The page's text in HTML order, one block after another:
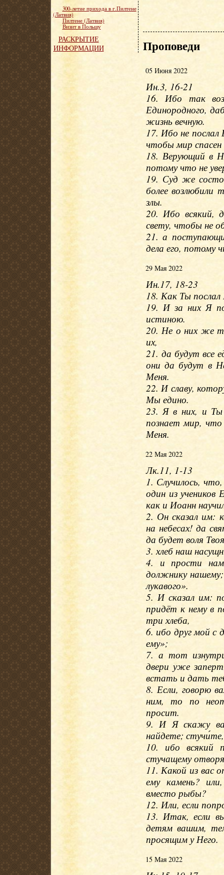
Проповеди
05 Июня 2022
Ин.3, 16-21
16. Ибо так
Единородного,
жизнь вечную.
17. Ибо не
чтобы мир спасен
18. Верующий в
потому что не
19. Суд же
более
злы.
20. Ибо всякий,
свету, чтобы не
21. а
дела его, потому
29 Мая 2022
Ин.17, 18-23
18. Как Ты
19. И за них Я
истиною.
20. Не о них же
их,
21. да будут все
они да будут в
Меня.
22. И славу,
Мы едино.
23. Я в них, и Ты
познает мир, что
Меня.
22 Мая 2022
Лк.11, 1-13
1. Случилось,
один из учеников
как и Иоанн
2. Он сказал им:
на небесах! да
да будет воля
3. хлеб наш
4. и прости
должнику нашему;
лукавого».
5. И сказал им:
придёт к нему в
три хлеба,
6. ибо друг мой с
ему»;
7. а тот
двери уже
встать и дать
8. Если, говорю
ним, то по
просит.
9. И Я скажу
найдете;
10. ибо всякий
стучащему
11. Какой из вас
ему камень?
вместо рыбы?
12. Или, если
13. Итак, если
детям вашим,
просящим у Него.
15 Мая 2022
300-летие прихода в г.Пилтене
(Латвия)
Пилтене (Латвия)
Визит в Польшу
РАСКРЫТИЕ
ИНФОРМАЦИИ